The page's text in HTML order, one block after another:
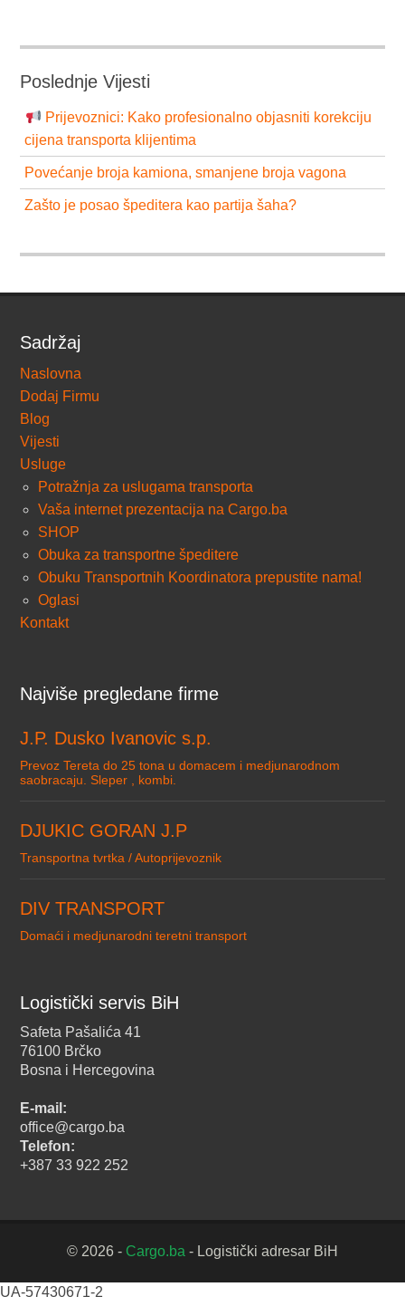
Poslednje Vijesti
Prijevoznici: Kako profesionalno objasniti korekciju
cijena transporta klijentima
Povećanje broja kamiona, smanjene broja vagona
Zašto je posao špeditera kao partija šaha?
Sadržaj
Naslovna
Dodaj Firmu
Blog
Vijesti
Usluge
Potražnja za uslugama transporta
Vaša internet prezentacija na Cargo.ba
SHOP
Obuka za transportne špeditere
Obuku Transportnih Koordinatora prepustite nama!
Oglasi
Kontakt
Najviše pregledane firme
J.P. Dusko Ivanovic s.p.
Prevoz Tereta do 25 tona u domacem i medjunarodnom
saobracaju. Sleper , kombi.
DJUKIC GORAN J.P
Transportna tvrtka / Autoprijevoznik
DIV TRANSPORT
Domaći i medjunarodni teretni transport
Logistički servis BiH
Safeta Pašalića 41
76100 Brčko
Bosna i Hercegovina
E-mail:
office@cargo.ba
Telefon:
+387 33 922 252
© 2026 - Cargo.ba - Logistički adresar BiH
UA-57430671-2